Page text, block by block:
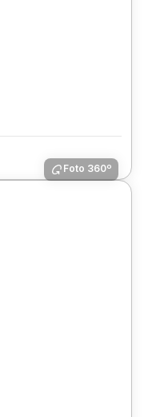
Foto 360º